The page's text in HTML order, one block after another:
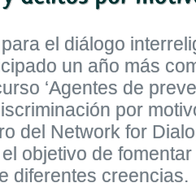
el diálogo
un año más
‘Agentes de
por
del Network for
objetivo de
diferentes creencias.